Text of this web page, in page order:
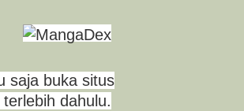
saja buka situs
terlebih dahulu.